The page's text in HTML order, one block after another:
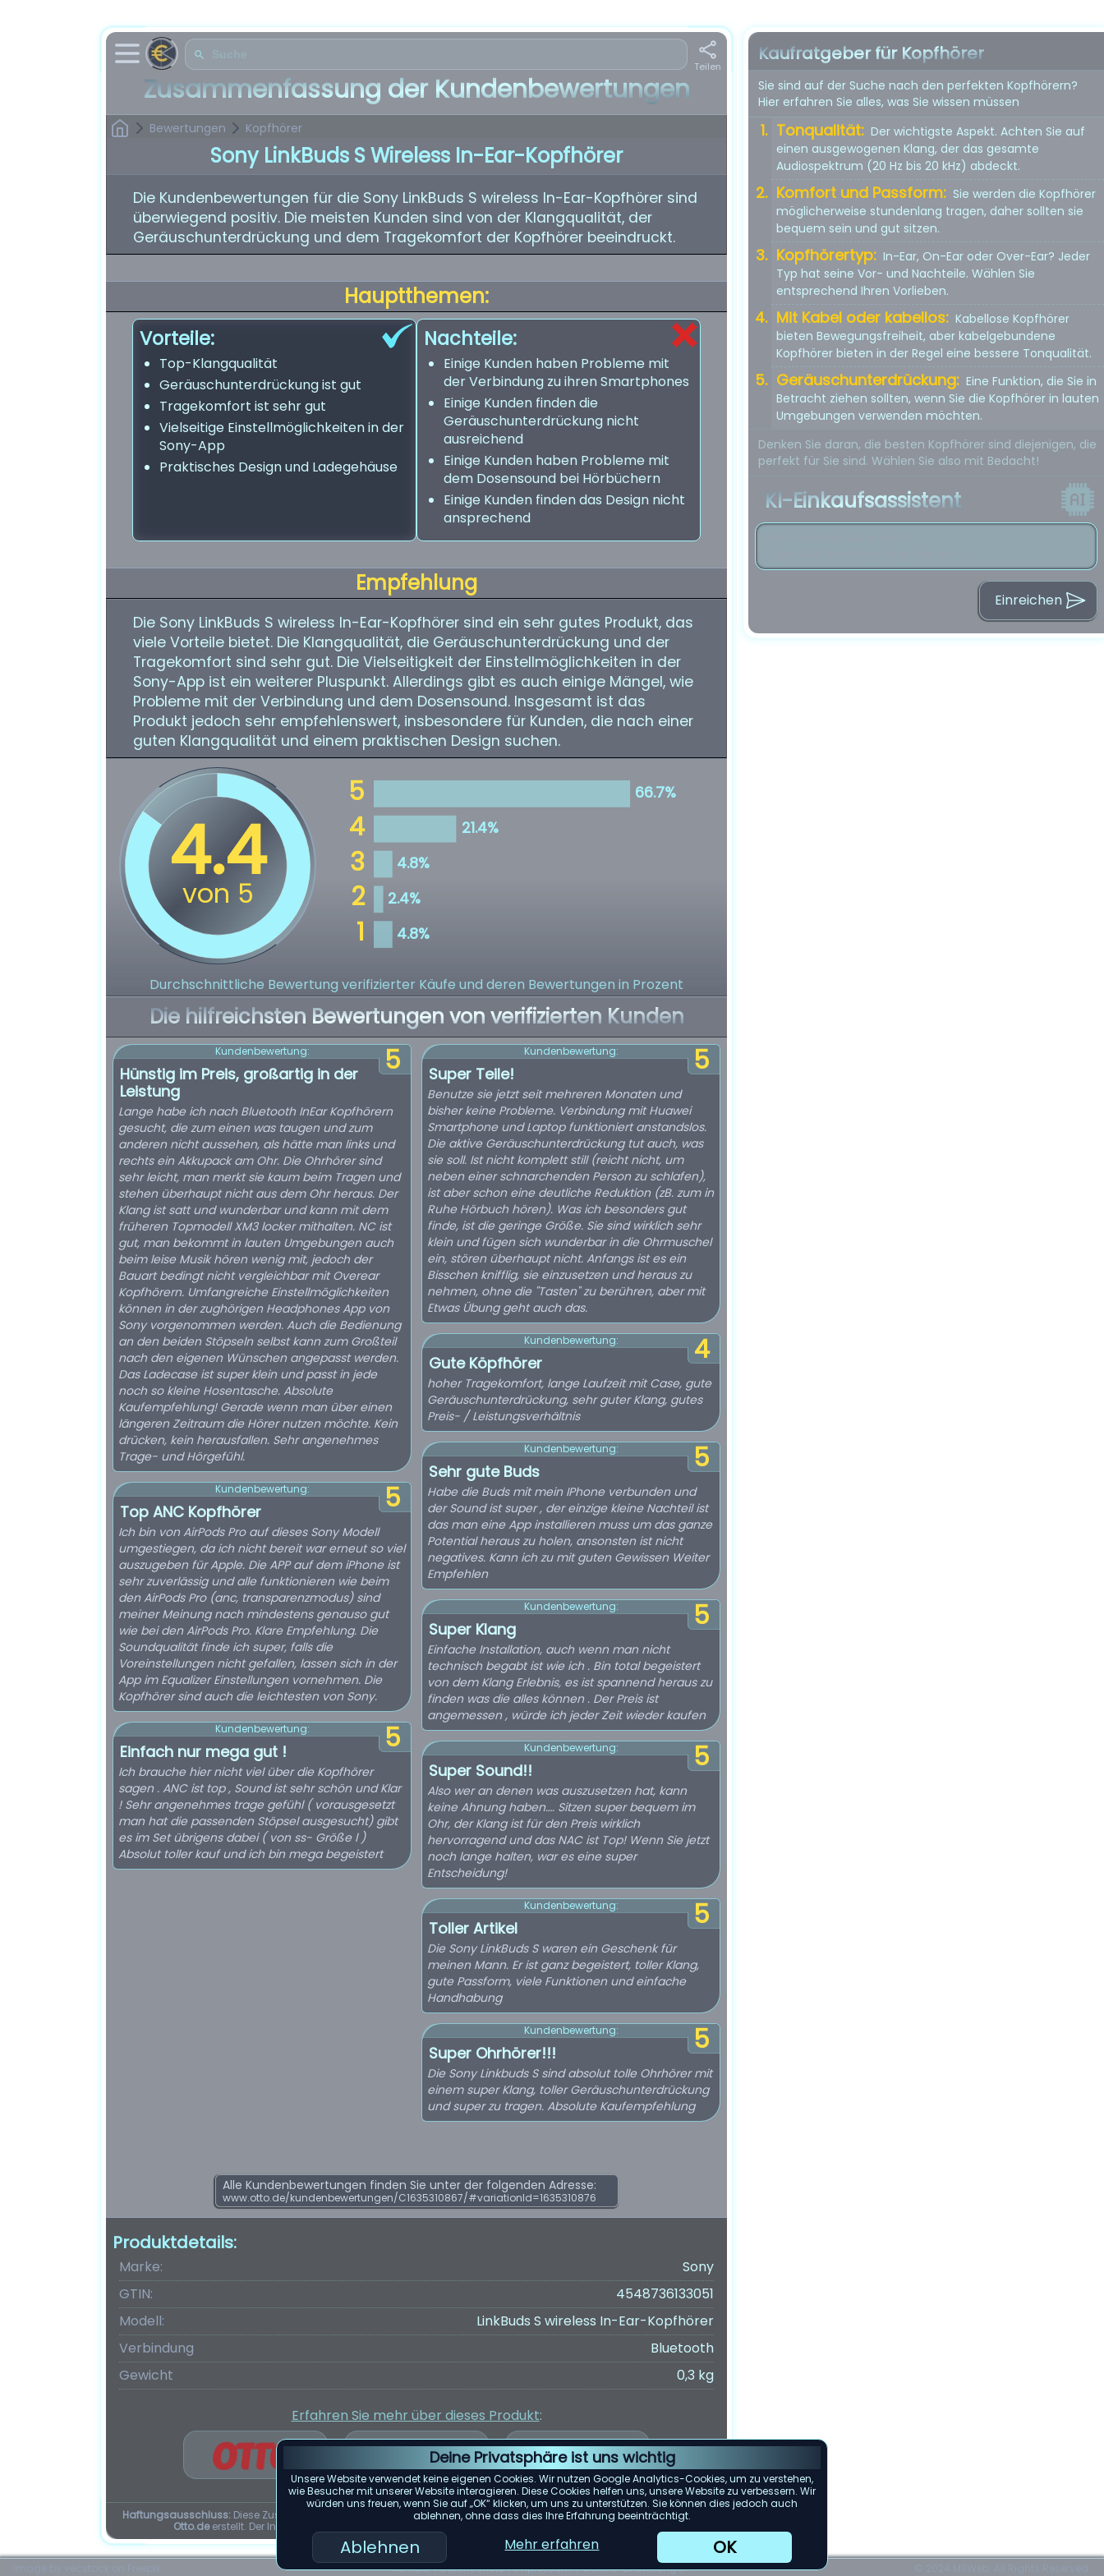
Deine Privatsphäre ist uns wichtig
Unsere Website verwendet keine eigenen Cookies. Wir nutzen Google Analytics-Cookies, um zu verstehen,
wie Besucher mit unserer Website interagieren. Diese Cookies helfen uns, unsere Website zu verbessern. Wir
würden uns freuen, wenn Sie auf „OK“ klicken, um uns zu unterstützen. Sie können dies jedoch auch
ablehnen, ohne dass dies Ihre Erfahrung beeinträchtigt.
Ablehnen Mehr erfahren OK
Teilen
Zusammenfassung der Kundenbewertungen
Bewertungen Kopfhörer
Sony LinkBuds S Wireless In-Ear-Kopfhörer
Die Kundenbewertungen für die Sony LinkBuds S wireless In-Ear-Kopfhörer sind
überwiegend positiv. Die meisten Kunden sind von der Klangqualität, der
Geräuschunterdrückung und dem Tragekomfort der Kopfhörer beeindruckt.
Hauptthemen:
Vorteile:
Top-Klangqualität
Geräuschunterdrückung ist gut
Tragekomfort ist sehr gut
Vielseitige Einstellmöglichkeiten in der
Sony-App
Praktisches Design und Ladegehäuse
Nachteile:
Einige Kunden haben Probleme mit
der Verbindung zu ihren Smartphones
Einige Kunden finden die
Geräuschunterdrückung nicht
ausreichend
Einige Kunden haben Probleme mit
dem Dosensound bei Hörbüchern
Einige Kunden finden das Design nicht
ansprechend
Empfehlung
Die Sony LinkBuds S wireless In-Ear-Kopfhörer sind ein sehr gutes Produkt, das
viele Vorteile bietet. Die Klangqualität, die Geräuschunterdrückung und der
Tragekomfort sind sehr gut. Die Vielseitigkeit der Einstellmöglichkeiten in der
Sony-App ist ein weiterer Pluspunkt. Allerdings gibt es auch einige Mängel, wie
Probleme mit der Verbindung und dem Dosensound. Insgesamt ist das
Produkt jedoch sehr empfehlenswert, insbesondere für Kunden, die nach einer
guten Klangqualität und einem praktischen Design suchen.
Durchschnittliche Bewertung verifizierter Käufe und deren Bewertungen in Prozent
Die hilfreichsten Bewertungen von verifizierten Kunden
5
Kundenbewertung:
Hünstig im Preis, großartig in der
Leistung
Lange habe ich nach Bluetooth InEar Kopfhörern
gesucht, die zum einen was taugen und zum
anderen nicht aussehen, als hätte man links und
rechts ein Akkupack am Ohr. Die Ohrhörer sind
sehr leicht, man merkt sie kaum beim Tragen und
stehen überhaupt nicht aus dem Ohr heraus. Der
Klang ist satt und wunderbar und kann mit dem
früheren Topmodell XM3 locker mithalten. NC ist
gut, man bekommt in lauten Umgebungen auch
beim leise Musik hören wenig mit, jedoch der
Bauart bedingt nicht vergleichbar mit Overear
Kopfhörern. Umfangreiche Einstellmöglichkeiten
können in der zughörigen Headphones App von
Sony vorgenommen werden. Auch die Bedienung
an den beiden Stöpseln selbst kann zum Großteil
nach den eigenen Wünschen angepasst werden.
Das Ladecase ist super klein und passt in jede
noch so kleine Hosentasche. Absolute
Kaufempfehlung! Gerade wenn man über einen
längeren Zeitraum die Hörer nutzen möchte. Kein
drücken, kein herausfallen. Sehr angenehmes
Trage- und Hörgefühl.
5
Kundenbewertung:
Top ANC Kopfhörer
Ich bin von AirPods Pro auf dieses Sony Modell
umgestiegen, da ich nicht bereit war erneut so viel
auszugeben für Apple. Die APP auf dem iPhone ist
sehr zuverlässig und alle funktionieren wie beim
den AirPods Pro (anc, transparenzmodus) sind
meiner Meinung nach mindestens genauso gut
wie bei den AirPods Pro. Klare Empfehlung. Die
Soundqualität finde ich super, falls die
Voreinstellungen nicht gefallen, lassen sich in der
App im Equalizer Einstellungen vornehmen. Die
Kopfhörer sind auch die leichtesten von Sony.
5
Kundenbewertung:
Einfach nur mega gut !
Ich brauche hier nicht viel über die Kopfhörer
sagen . ANC ist top , Sound ist sehr schön und Klar
! Sehr angenehmes trage gefühl ( vorausgesetzt
man hat die passenden Stöpsel ausgesucht) gibt
es im Set übrigens dabei ( von ss- Größe l )
Absolut toller kauf und ich bin mega begeistert
5
Kundenbewertung:
Super Teile!
Benutze sie jetzt seit mehreren Monaten und
bisher keine Probleme. Verbindung mit Huawei
Smartphone und Laptop funktioniert anstandslos.
Die aktive Geräuschunterdrückung tut auch, was
sie soll. Ist nicht komplett still (reicht nicht, um
neben einer schnarchenden Person zu schlafen),
ist aber schon eine deutliche Reduktion (zB. zum in
Ruhe Hörbuch hören). Was ich besonders gut
finde, ist die geringe Größe. Sie sind wirklich sehr
klein und fügen sich wunderbar in die Ohrmuschel
ein, stören überhaupt nicht. Anfangs ist es ein
Bisschen knifflig, sie einzusetzen und heraus zu
nehmen, ohne die "Tasten" zu berühren, aber mit
Etwas Übung geht auch das.
4
Kundenbewertung:
Gute Köpfhörer
hoher Tragekomfort, lange Laufzeit mit Case, gute
Geräuschunterdrückung, sehr guter Klang, gutes
Preis- / Leistungsverhältnis
5
Kundenbewertung:
Sehr gute Buds
Habe die Buds mit mein IPhone verbunden und
der Sound ist super , der einzige kleine Nachteil ist
das man eine App installieren muss um das ganze
Potential heraus zu holen, ansonsten ist nicht
negatives. Kann ich zu mit guten Gewissen Weiter
Empfehlen
5
Kundenbewertung:
Super Klang
Einfache Installation, auch wenn man nicht
technisch begabt ist wie ich . Bin total begeistert
von dem Klang Erlebnis, es ist spannend heraus zu
finden was die alles können . Der Preis ist
angemessen , würde ich jeder Zeit wieder kaufen
5
Kundenbewertung:
Super Sound!!
Also wer an denen was auszusetzen hat, kann
keine Ahnung haben…. Sitzen super bequem im
Ohr, der Klang ist für den Preis wirklich
hervorragend und das NAC ist Top! Wenn Sie jetzt
noch lange halten, war es eine super
Entscheidung!
5
Kundenbewertung:
Toller Artikel
Die Sony LinkBuds S waren ein Geschenk für
meinen Mann. Er ist ganz begeistert, toller Klang,
gute Passform, viele Funktionen und einfache
Handhabung
5
Kundenbewertung:
Super Ohrhörer!!!
Die Sony Linkbuds S sind absolut tolle Ohrhörer mit
einem super Klang, toller Geräuschunterdrückung
und super zu tragen. Absolute Kaufempfehlung
Alle Kundenbewertungen finden Sie unter der folgenden Adresse:
www.otto.de/kundenbewertungen/C1635310867/#variationId=1635310876
Produktdetails:
Marke:
Sony
GTIN:
4548736133051
Modell:
LinkBuds S wireless In-Ear-Kopfhörer
Verbindung
Bluetooth
Gewicht
0,3 kg
Erfahren Sie mehr über dieses Produkt:
Haftungsausschluss:Diese Zusammenfassung der Kundenbewertungen wurde auf Grundlage von Bewertungen von
Otto.deerstellt. Der Inhalt dieser Seite spiegelt die zum 23.04.2025 verfügbaren Bewertungen wider.
Kaufratgeber für Kopfhörer
Sie sind auf der Suche nach den perfekten Kopfhörern?
Hier erfahren Sie alles, was Sie wissen müssen
Tonqualität: Der wichtigste Aspekt. Achten Sie auf
einen ausgewogenen Klang, der das gesamte
Audiospektrum (20 Hz bis 20 kHz) abdeckt.
Komfort und Passform: Sie werden die Kopfhörer
möglicherweise stundenlang tragen, daher sollten sie
bequem sein und gut sitzen.
Kopfhörertyp: In-Ear, On-Ear oder Over-Ear? Jeder
Typ hat seine Vor- und Nachteile. Wählen Sie
entsprechend Ihren Vorlieben.
Mit Kabel oder kabellos: Kabellose Kopfhörer
bieten Bewegungsfreiheit, aber kabelgebundene
Kopfhörer bieten in der Regel eine bessere Tonqualität.
Geräuschunterdrückung: Eine Funktion, die Sie in
Betracht ziehen sollten, wenn Sie die Kopfhörer in lauten
Umgebungen verwenden möchten.
Denken Sie daran, die besten Kopfhörer sind diejenigen, die
perfekt für Sie sind. Wählen Sie also mit Bedacht!
KI-Einkaufsassistent
Einreichen
Kontakt Datenschutz Impressum Cookie-Einstellungen